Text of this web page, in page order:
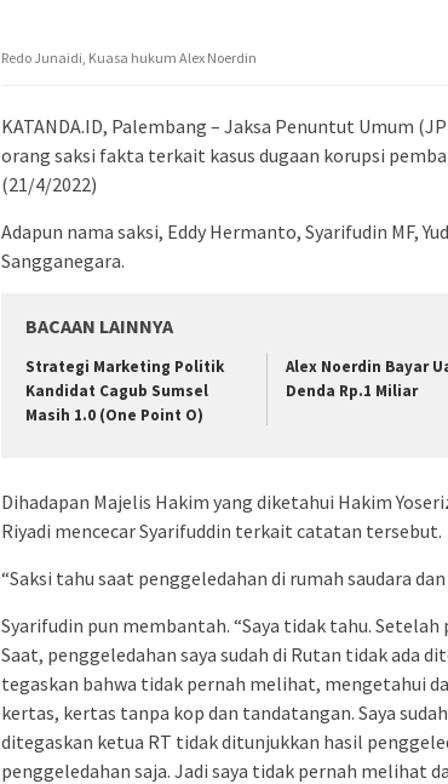
Redo Junaidi, Kuasa hukum Alex Noerdin
KATANDA.ID, Palembang – Jaksa Penuntut Umum
orang saksi fakta terkait kasus dugaan korupsi
(21/4/2022)
Adapun nama saksi, Eddy Hermanto, Syarifudin MF,
Sangganegara.
BACAAN LAINNYA
Strategi Marketing Politik
Kandidat Cagub Sumsel
Masih 1.0 (One Point O)
Alex Noerdin Bayar
Denda Rp.1 Miliar
Dihadapan Majelis Hakim yang diketahui Hakim
Riyadi mencecar Syarifuddin terkait catatan tersebut.
“Saksi tahu saat penggeledahan di rumah saudara
Syarifudin pun membantah. “Saya tidak tahu.
Saat, penggeledahan saya sudah di Rutan tidak ada
tegaskan bahwa tidak pernah melihat, mengetahui
kertas, kertas tanpa kop dan tandatangan. Saya
ditegaskan ketua RT tidak ditunjukkan hasil
penggeledahan saja. Jadi saya tidak pernah melihat